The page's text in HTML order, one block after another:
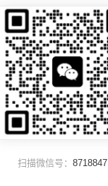
扫描微信号：8718847